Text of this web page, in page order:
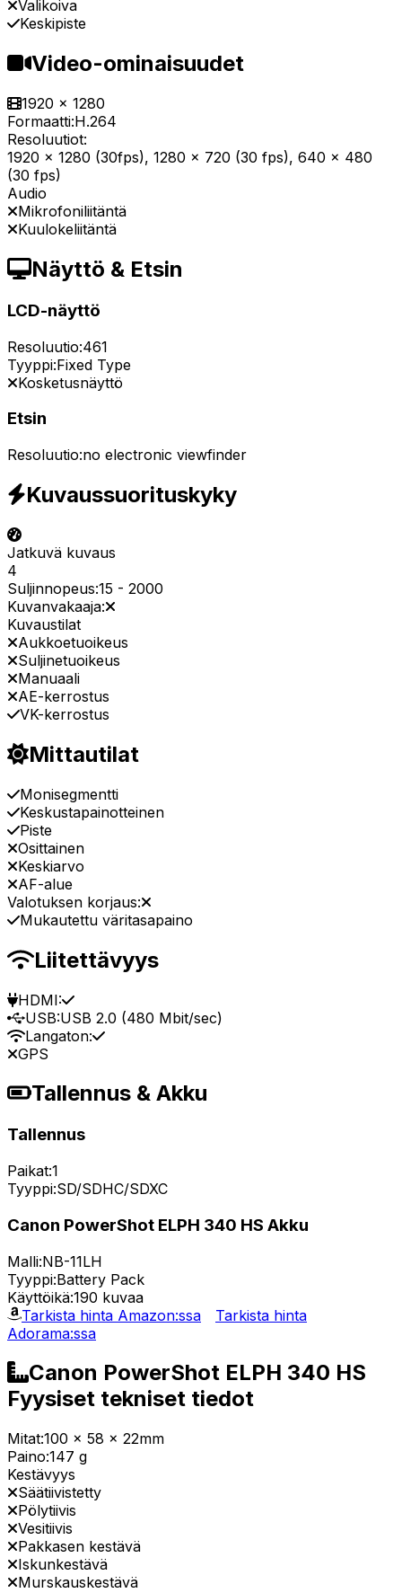
Valikoiva
Keskipiste
Video-ominaisuudet
1920 x 1280
Formaatti:H.264
Resoluutiot:
1920 x 1280 (30fps), 1280 x 720 (30 fps), 640 x 480
(30 fps)
Audio
Mikrofoniliitäntä
Kuulokeliitäntä
Näyttö & Etsin
LCD-näyttö
Resoluutio:461
Tyyppi:Fixed Type
Kosketusnäyttö
Etsin
Resoluutio:no electronic viewfinder
Kuvaussuorituskyky
Jatkuvä kuvaus
4
Suljinnopeus:15 - 2000
Kuvanvakaaja:
Kuvaustilat
Aukkoetuoikeus
Suljinetuoikeus
Manuaali
AE-kerrostus
VK-kerrostus
Mittautilat
Monisegmentti
Keskustapainotteinen
Piste
Osittainen
Keskiarvo
AF-alue
Valotuksen korjaus:
Mukautettu väritasapaino
Liitettävyys
HDMI:
USB:USB 2.0 (480 Mbit/sec)
Langaton:
GPS
Tallennus & Akku
Tallennus
Paikat:1
Tyyppi:SD/SDHC/SDXC
Canon PowerShot ELPH 340 HS Akku
Malli:NB-11LH
Tyyppi:Battery Pack
Käyttöikä:190 kuvaa
Tarkista hinta Amazon:ssa
Tarkista hinta
Adorama:ssa
Canon PowerShot ELPH 340 HS
Fyysiset tekniset tiedot
Mitat:100 x 58 x 22mm
Paino:147 g
Kestävyys
Säätiivistetty
Pölytiivis
Vesitiivis
Pakkasen kestävä
Iskunkestävä
Murskauskestävä